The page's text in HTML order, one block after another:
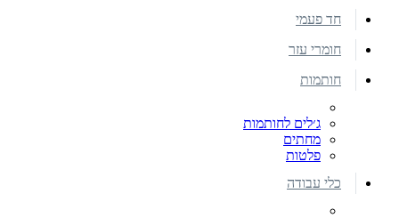
חד פעמי
חומרי עזר
חותמות
ג׳לים לחותמות
מחתים
פלטות
כלי עבודה